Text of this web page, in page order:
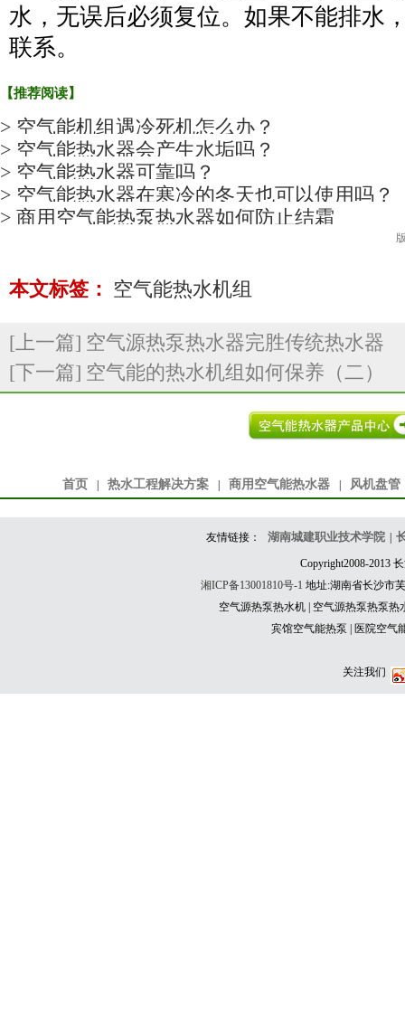
水，无误后必须复位。如果不能排水
联系。
【推荐阅读】
> 空气能机组遇冷死机怎么办？
> 空气能热水器会产生水垢吗？
> 空气能热水器可靠吗？
> 空气能热水器在寒冷的冬天也可以使用吗？
> 商用空气能热泵热水器如何防止结霜
本文标签： 空气能热水机组
[上一篇] 空气源热泵热水器完胜传统热水器
[下一篇] 空气能的热水机组如何保养（二）
首页 热水工程解决方案 商用空气能热水器 风机盘管
友情链接： 湖南城建职业技术学院
Copyright2008-2013
湘ICP备13001810号-1 地址:湖南省长沙市
空气源热泵热水机 | 空气源热泵热泵
宾馆空气能热泵 | 医院空气
关注我们